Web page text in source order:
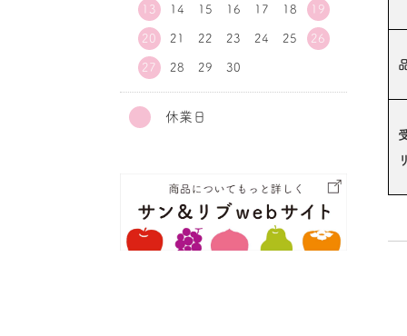
13 14 15 16 17 18 19
20 21 22 23 24 25 26
27 28 29 30
休業日